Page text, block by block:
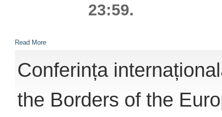
23:59.
Read More
Conferința
the Borders of the